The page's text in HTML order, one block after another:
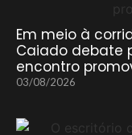
Em meio à
Caiado debate
encontro
03/08/2026